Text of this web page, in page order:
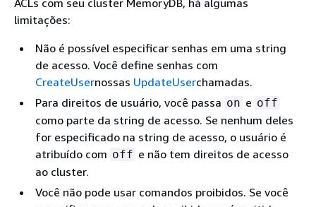
ACLs com seu cluster MemoryDB, há algumas
limitações:
Não é possível especificar senhas em uma string
de acesso. Você define senhas com
CreateUsernossas UpdateUserchamadas.
Para direitos de usuário, você passa on e off
como parte da string de acesso. Se nenhum deles
for especificado na string de acesso, o usuário é
atribuído com off e não tem direitos de acesso
ao cluster.
Você não pode usar comandos proibidos. Se você